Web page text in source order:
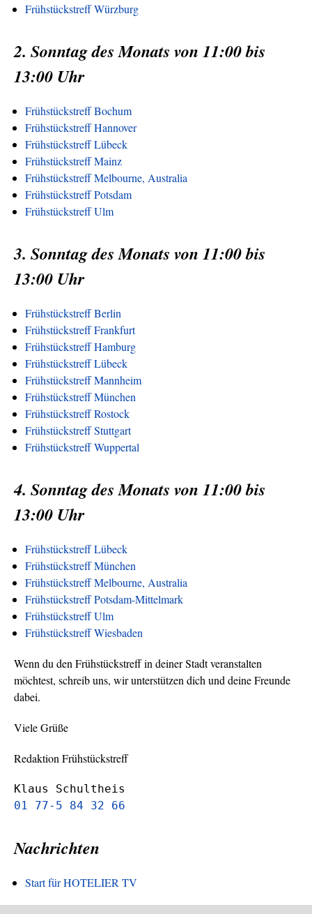
Frühstückstreff Würzburg
2. Sonntag des Monats von 11:00 bis
13:00 Uhr
Frühstückstreff Bochum
Frühstückstreff Hannover
Frühstückstreff Lübeck
Frühstückstreff Mainz
Frühstückstreff Melbourne, Australia
Frühstückstreff Potsdam
Frühstückstreff Ulm
3. Sonntag des Monats von 11:00 bis
13:00 Uhr
Frühstückstreff Berlin
Frühstückstreff Frankfurt
Frühstückstreff Hamburg
Frühstückstreff Lübeck
Frühstückstreff Mannheim
Frühstückstreff München
Frühstückstreff Rostock
Frühstückstreff Stuttgart
Frühstückstreff Wuppertal
4. Sonntag des Monats von 11:00 bis
13:00 Uhr
Frühstückstreff Lübeck
Frühstückstreff München
Frühstückstreff Melbourne, Australia
Frühstückstreff Potsdam-Mittelmark
Frühstückstreff Ulm
Frühstückstreff Wiesbaden
Wenn du den Frühstückstreff in deiner Stadt veranstalten
möchtest, schreib uns, wir unterstützen dich und deine Freunde
dabei.
Viele Grüße
Redaktion Frühstückstreff
Klaus Schultheis
01 77-5 84 32 66
Nachrichten
Start für HOTELIER TV